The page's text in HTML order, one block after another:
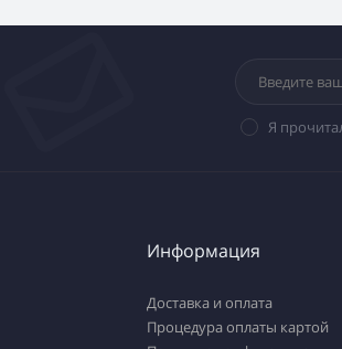
Я
Информация
Доставка и оплата
Процедура оплаты картой